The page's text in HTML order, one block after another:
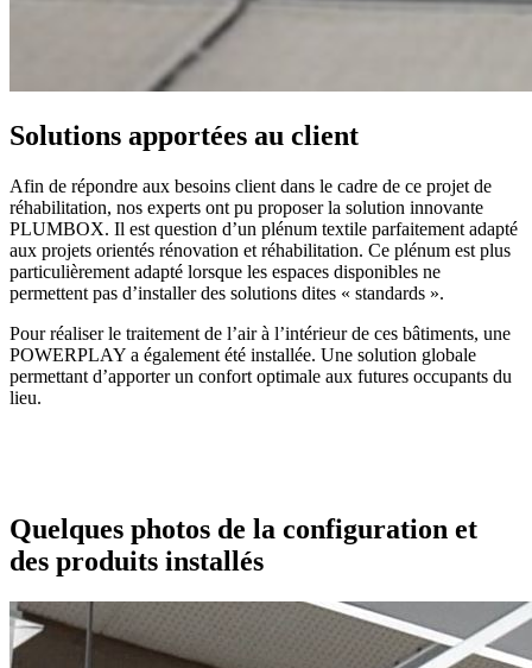
Solutions apportées au client
Afin de répondre aux besoins client dans le cadre de ce projet de
réhabilitation, nos experts ont pu proposer la solution innovante
PLUMBOX. Il est question d’un plénum textile parfaitement adapté
aux projets orientés rénovation et réhabilitation. Ce plénum est plus
particulièrement adapté lorsque les espaces disponibles ne
permettent pas d’installer des solutions dites « standards ».
Pour réaliser le traitement de l’air à l’intérieur de ces bâtiments, une
POWERPLAY a également été installée. Une solution globale
permettant d’apporter un confort optimale aux futures occupants du
lieu.
Quelques photos de la configuration et
des produits installés